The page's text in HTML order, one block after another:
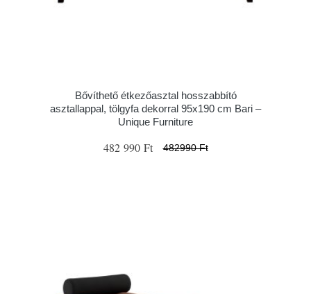
Bővíthető étkezőasztal hosszabbító
asztallappal, tölgyfa dekorral 95x190 cm Bari –
Unique Furniture
482 990 Ft 482990 Ft